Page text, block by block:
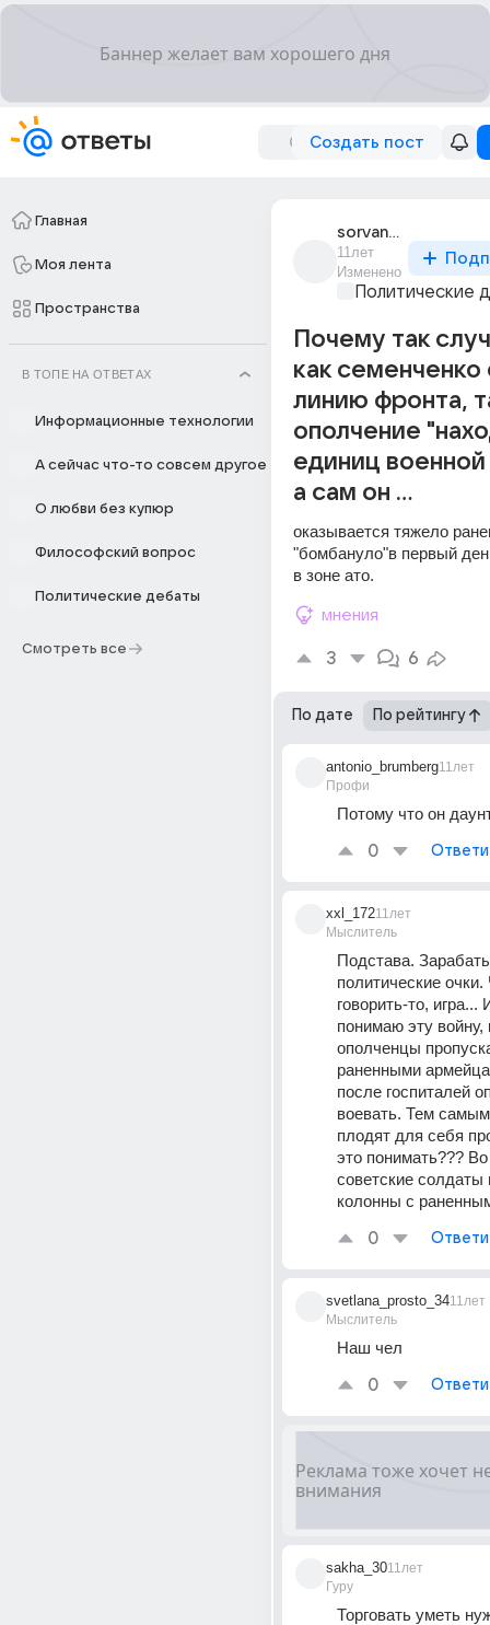
Создать пост
Главная
Моя лента
Пространства
В ТОПЕ НА ОТВЕТАХ
Информационные технологии
А сейчас что-то совсем другое
О любви без купюр
Философский вопрос
Политические дебаты
Смотреть все
sorvanets_31
11лет
Изменено
Политические
Почему так
как семенченко
линию фронта,
ополчение
единиц военной
а сам он ...
оказывается тяжело
"бомбануло"в первый
в зоне ато.
мнения
3 6
По дате По рейтингу
antonio_brumberg
Профи
11лет
Потому что он
0
xxl_172
Мыслитель
11лет
Подстава.
политические очки.
говорить-то,
понимаю эту войну,
ополченцы
раненными
после госпиталей
воевать. Тем
плодят для себя
это понимать???
советские солдаты
колонны с
0
svetlana_prosto_34
Мыслитель
11лет
Наш чел
0
sakha_30
Гуру
11лет
Торговать уметь